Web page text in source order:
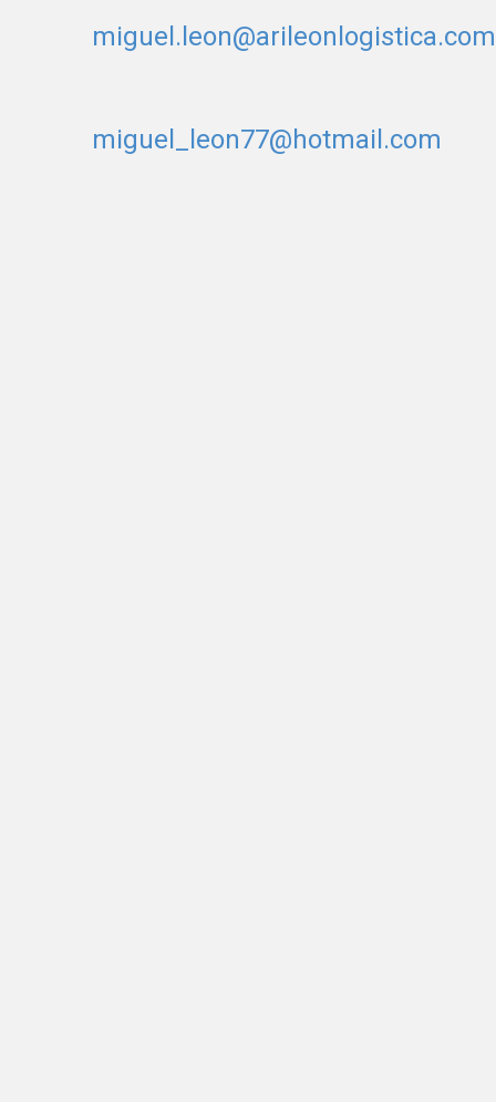
miguel.leon@arileonlogistica.com
miguel_leon77@hotmail.com